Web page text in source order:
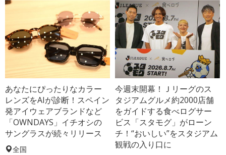
あなたにぴったりなカラー
レンズをAIが診断！スペイン
発アイウェアブランドなど
「OWNDAYS」イチオシの
サングラスが続々リリース
全国
今週末開幕！Ｊリーグのス
タジアムグルメ約2000店舗
をガイドする食べログサー
ビス「スタモグ」がローン
チ！“おいしい”をスタジアム
観戦の入り口に